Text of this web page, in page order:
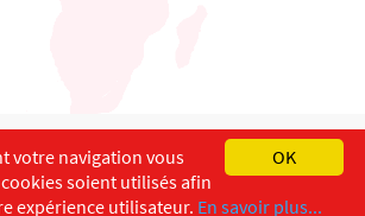
Français
AdW Aspects légaux
OK
votre navigation vous
soient utilisés afin
expérience utilisateur. En savoir plus...